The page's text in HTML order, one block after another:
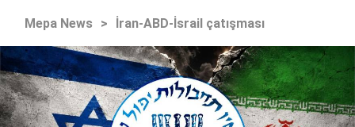
Mepa News > İran-ABD-İsrail çatışması